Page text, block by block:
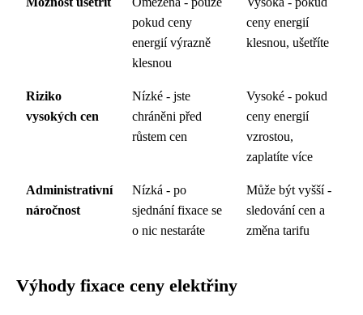
pokud ceny
energií výrazně
klesnou
ceny energií
klesnou, ušetříte
Riziko
vysokých cen
Nízké - jste
chráněni před
růstem cen
Vysoké - pokud
ceny energií
vzrostou,
zaplatíte více
Administrativní
náročnost
Nízká - po
sjednání fixace se
o nic nestaráte
Může být vyšší -
sledování cen a
změna tarifu
Výhody fixace ceny elektřiny